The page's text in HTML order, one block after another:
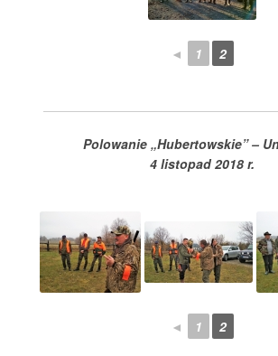
◄ 1 2
Polowanie „Hubertowskie” –
4 listopad 2018 r.
◄ 1 2